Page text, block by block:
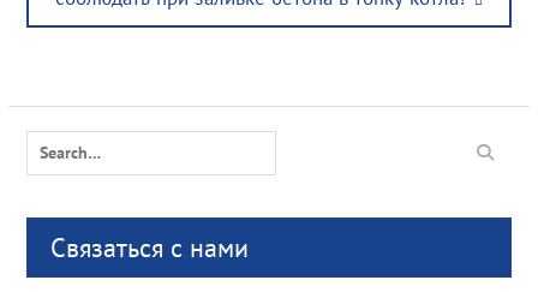
Search
for:
Связаться с нами